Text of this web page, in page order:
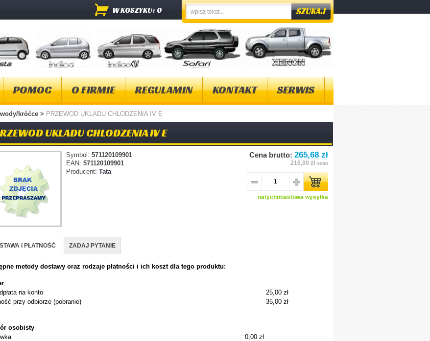
W KOSZYKU: 0
POMOC O FIRMIE REGULAMIN KONTAKT SERWIS
króćce > PRZEWOD UKLADU CHLODZENIA IV E
UKLADU CHLODZENIA IV E
Symbol: 571120109901
EAN: 571120109901
Producent: Tata
Cena brutto: 265,68 zł
216,00 zł netto
natychmiastowa wysyłka
I PŁATNOŚĆ ZADAJ PYTANIE
metody dostawy oraz rodzaje płatności i ich koszt dla tego produktu:
na konto
25,00 zł
przy odbiorze (pobranie)
35,00 zł
osobisty
0,00 zł